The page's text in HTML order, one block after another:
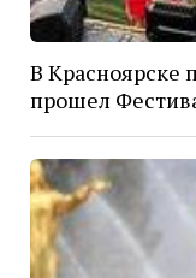
В Красноярске
прошел